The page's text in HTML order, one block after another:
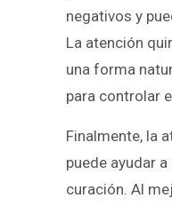
negativos y
La atención
una forma
para controlar
Finalmente, la
puede ayudar
curación. Al